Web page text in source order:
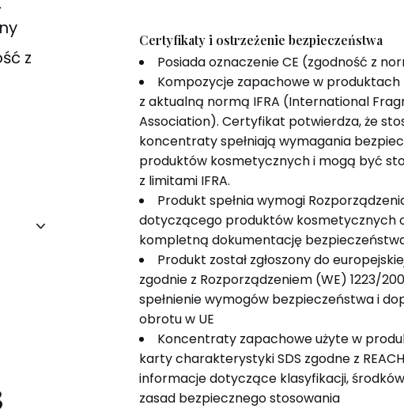
z
Certyfikaty i ostrzeżenie bezpieczeństwa
Posiada oznaczenie CE (zgodność z
Kompozycje zapachowe w produktach
z aktualną normą IFRA (International
Association). Certyfikat potwierdza, że
koncentraty spełniają wymagania
produktów kosmetycznych i mogą być
z limitami IFRA.
Produkt spełnia wymogi
dotyczącego produktów kosmetycznych
kompletną dokumentację bezpieczeństwa
Produkt został zgłoszony do
zgodnie z Rozporządzeniem (WE) 1223/
spełnienie wymogów bezpieczeństwa i
obrotu w UE
Koncentraty zapachowe użyte w
karty charakterystyki SDS zgodne z
informacje dotyczące klasyfikacji,
zasad bezpiecznego stosowania